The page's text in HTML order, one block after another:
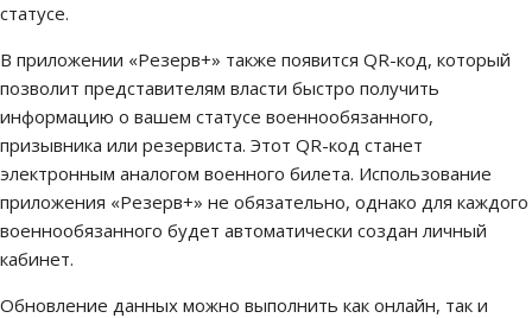
статусе.
В приложении «Резерв+» также появится QR-код, который
позволит представителям власти быстро получить
информацию о вашем статусе военнообязанного,
призывника или резервиста. Этот QR-код станет
электронным аналогом военного билета. Использование
приложения «Резерв+» не обязательно, однако для каждого
военнообязанного будет автоматически создан личный
кабинет.
Обновление данных можно выполнить как онлайн, так и